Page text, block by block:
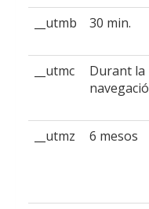
__utmb
30 min.
__utmc
Durant la
navegació
__utmz
6 mesos